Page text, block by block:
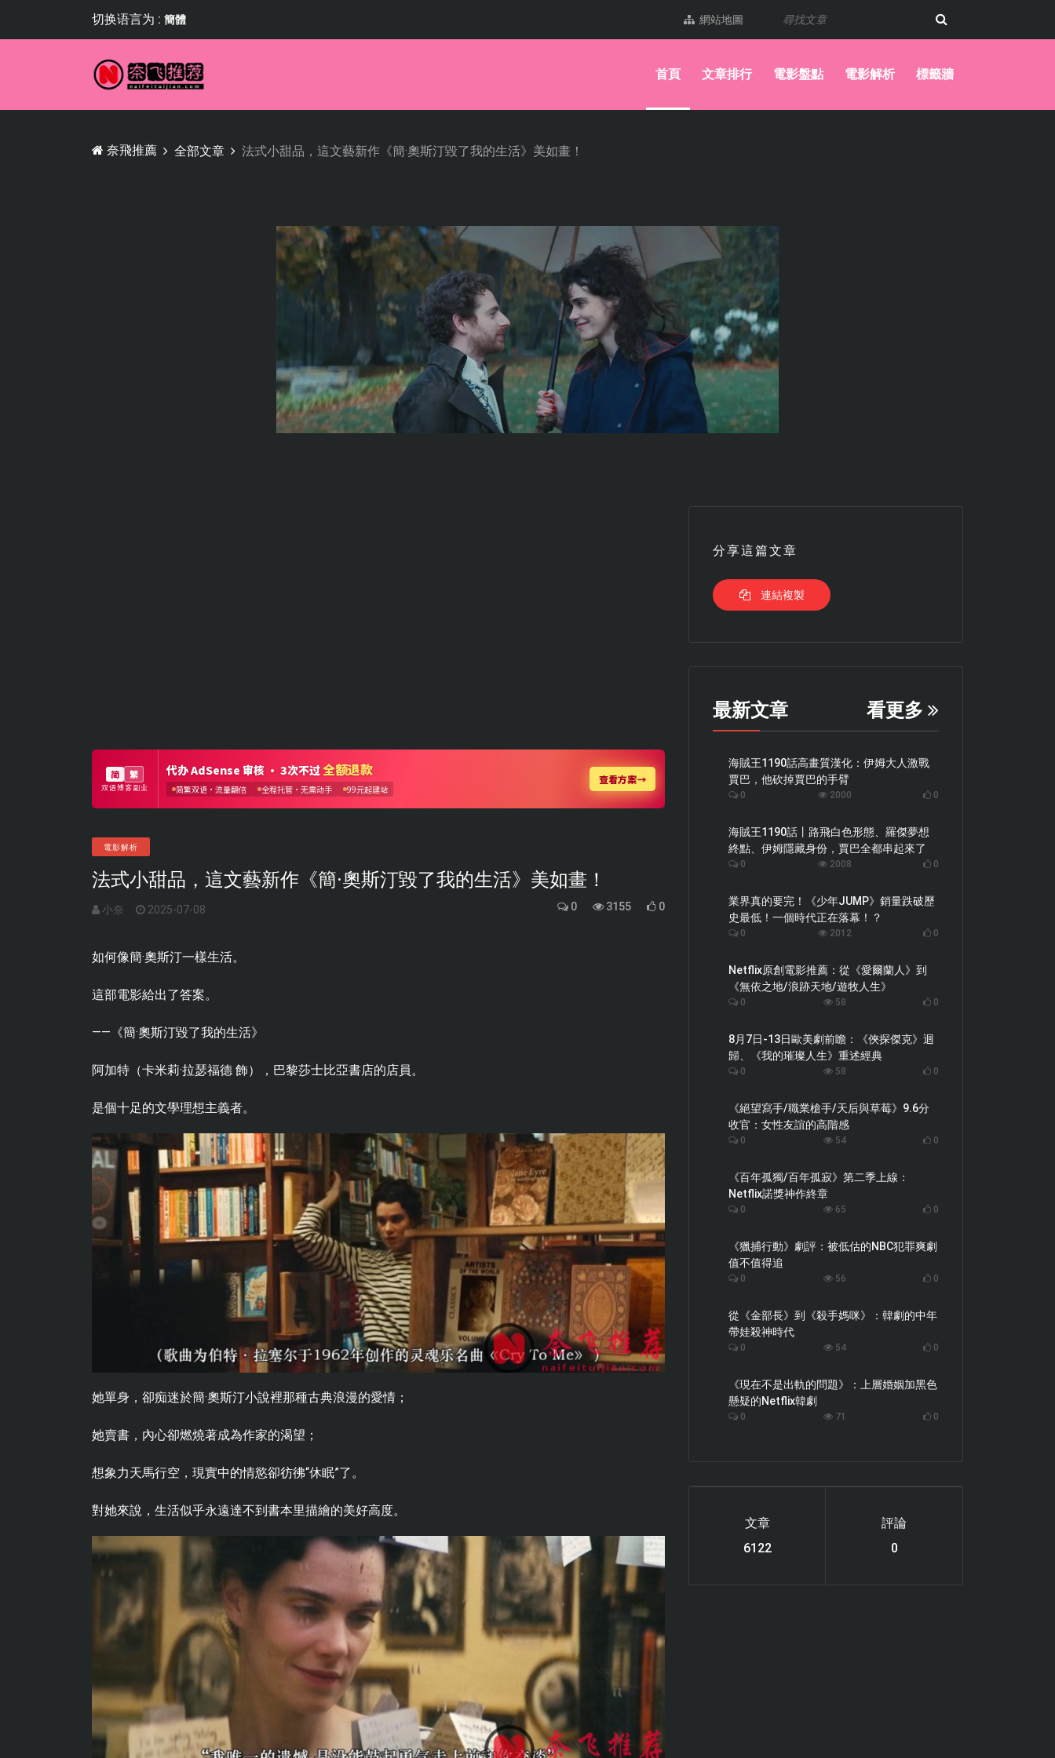
切换语言为 : 簡體 網站地圖
首頁 文章排行 電影盤點 電影解析 標籤牆
奈飛推薦 全部文章 法式小甜品，這文藝新作《簡·奧斯汀毀了我的生活》美如畫！
電影解析
法式小甜品，這文藝新作《簡·奧斯汀毀了我的生活》美如畫！
小奈 2025-07-08 0 3155 0
如何像簡·奧斯汀一樣生活。
這部電影給出了答案。
——《簡·奧斯汀毀了我的生活》
阿加特（卡米莉·拉瑟福德 飾），巴黎莎士比亞書店的店員。
是個十足的文學理想主義者。
她單身，卻痴迷於簡·奧斯汀小說裡那種古典浪漫的愛情；
她賣書，內心卻燃燒著成為作家的渴望；
想象力天馬行空，現實中的情慾卻彷彿“休眠”了。
對她來說，生活似乎永遠達不到書本里描繪的美好高度。
分享這篇文章
連結複製
最新文章 看更多
海賊王1190話高畫質漢化：伊姆大人激戰
賈巴，他砍掉賈巴的手臂
0 2000 0
海賊王1190話丨路飛白色形態、羅傑夢想
終點、伊姆隱藏身份，賈巴全都串起來了
0 2008 0
業界真的要完！《少年JUMP》銷量跌破歷
史最低！一個時代正在落幕！？
0 2012 0
Netflix原創電影推薦：從《愛爾蘭人》到
《無依之地/浪跡天地/遊牧人生》
0 58 0
8月7日-13日歐美劇前瞻：《俠探傑克》迴
歸、《我的璀璨人生》重述經典
0 58 0
《絕望寫手/職業槍手/天后與草莓》9.6分
收官：女性友誼的高階感
0 54 0
《百年孤獨/百年孤寂》第二季上線：
Netflix諾獎神作終章
0 65 0
《獵捕行動》劇評：被低估的NBC犯罪爽劇
值不值得追
0 56 0
從《金部長》到《殺手媽咪》：韓劇的中年
帶娃殺神時代
0 54 0
《現在不是出軌的問題》：上層婚姻加黑色
懸疑的Netflix韓劇
0 71 0
文章
6122
評論
0